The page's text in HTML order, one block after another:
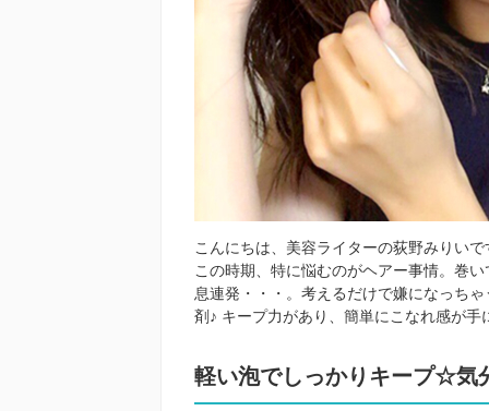
こんにちは、美容ライターの荻野みりい
この時期、特に悩むのがヘアー事情。巻
息連発・・・。考えるだけで嫌になっち
剤♪ キープ力があり、簡単にこなれ感が
軽い泡でしっかりキープ☆気